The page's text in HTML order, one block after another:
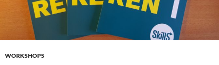
WORKSHOPS